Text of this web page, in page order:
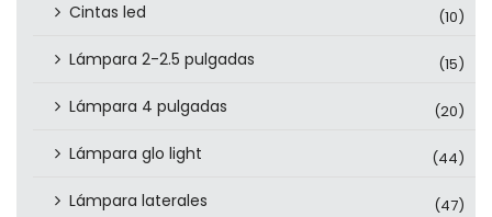
Cintas led (10)
Lámpara 2-2.5 pulgadas (15)
Lámpara 4 pulgadas (20)
Lámpara glo light (44)
Lámpara laterales (47)